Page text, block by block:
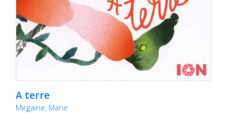
A terre
Mirgaine, Marie